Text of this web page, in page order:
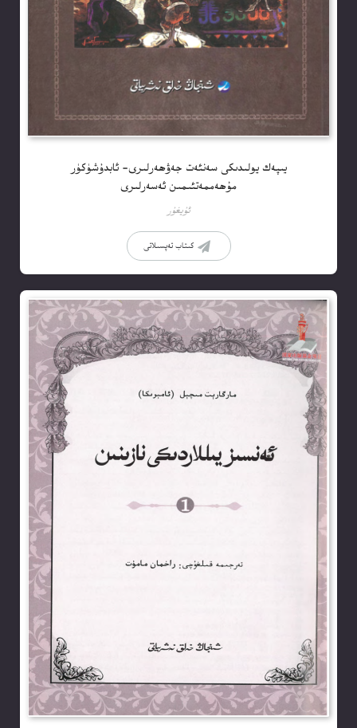
يىپەك يولىدىكى سەنئەت جەۋھەرلىرى- ئابدۇشۈكۈر
مۇھەممەتئىمىن ئەسەرلىرى
ئۇيغۇر
كىتاب تەپسىلاتى